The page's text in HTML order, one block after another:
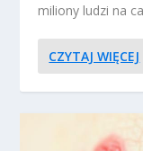
miliony ludzi na
CZYTAJ WIĘCEJ